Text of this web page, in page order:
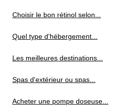
Choisir le bon rétinol selon...
Quel type d'hébergement...
Les meilleures destinations...
Spas d'extérieur ou spas...
Acheter une pompe doseuse...